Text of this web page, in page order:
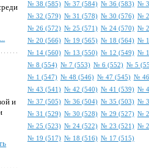
и
№ 38 (585) № 37 (584) № 36 (583) №
№ 32 (579) № 31 (578) № 30 (576) №
№ 26 (572) № 25 (571) № 24 (570) №
№ 20 (566) № 19 (565) № 18 (564) №
№ 14 (560) № 13 (550) № 12 (549) №
№ 8 (554) № 7 (553) № 6 (552) № 5
№ 1 (547) № 48 (546) № 47 (545) №
№ 43 (541) № 42 (540) № 41 (539) №
№ 37 (505) № 36 (504) № 35 (503) №
№ 31 (529) № 30 (528) № 29 (527) №
№ 25 (523) № 24 (522) № 23 (521) №
№ 19 (517) № 18 (516) № 17 (515)